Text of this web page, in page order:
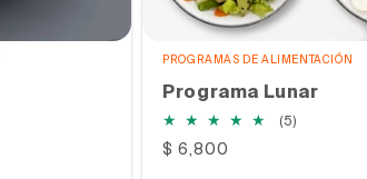
PROGRAMAS DE ALIMENTACIÓN
Programa Lunar
(5)
Precio
$ 6,800